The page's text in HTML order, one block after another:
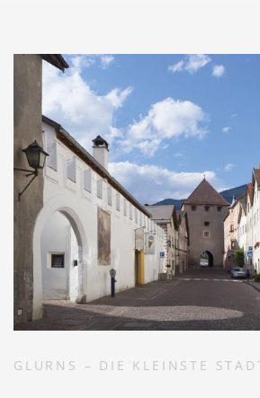
GLURNS – DIE KLEINSTE